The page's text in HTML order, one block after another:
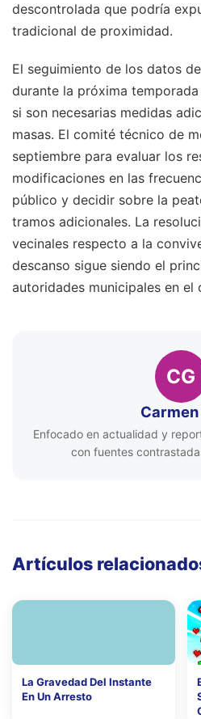
descontrolada que podría
tradicional de proximidad.
El seguimiento de los datos
durante la próxima
si son necesarias medidas
masas. El comité técnico de
septiembre para evaluar los
modificaciones en las
público y decidir sobre la
tramos adicionales. La
vecinales respecto a la
descanso sigue siendo el
autoridades municipales en el
CG
Carmen
Enfocado en actualidad y
con fuentes
Artículos
La Gravedad Del Instante
En Un Arresto